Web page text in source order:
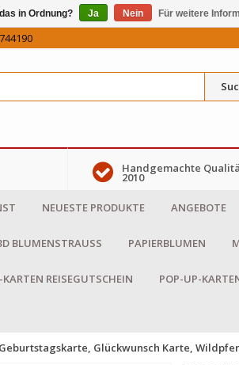
Handgemachte
2010
NEUESTE PRODUKTE ANGEBOTE
BLUMENSTRAUSS PAPIERBLUMEN
REISEGUTSCHEIN POP-UP-
Glückwunsch Karte,
in Ordnung? Ja Nein Für weitere